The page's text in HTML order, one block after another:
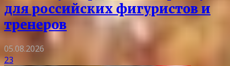
для российских фигуристов и
тренеров
05.08.2026
23